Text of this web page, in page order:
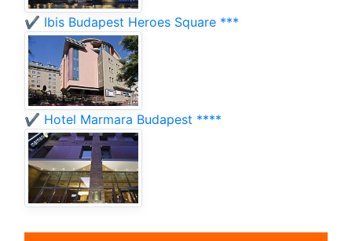
✔️ Ibis Budapest Heroes Square ***
✔️ Hotel Marmara Budapest ****